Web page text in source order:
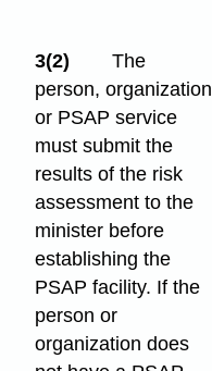
3(2)
The
person, organization
or PSAP service
must submit the
results of the risk
assessment to the
minister before
establishing the
PSAP facility. If the
person or
organization does